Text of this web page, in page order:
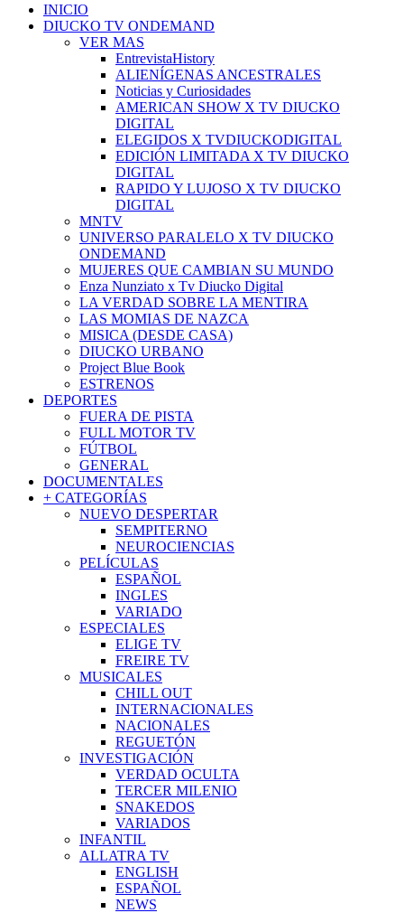
INICIO
DIUCKO TV ONDEMAND
VER MAS
EntrevistaHistory
ALIENÍGENAS ANCESTRALES
Noticias y Curiosidades
AMERICAN SHOW X TV DIUCKO
DIGITAL
ELEGIDOS X TVDIUCKODIGITAL
EDICIÓN LIMITADA X TV DIUCKO
DIGITAL
RAPIDO Y LUJOSO X TV DIUCKO
DIGITAL
MNTV
UNIVERSO PARALELO X TV DIUCKO
ONDEMAND
MUJERES QUE CAMBIAN SU MUNDO
Enza Nunziato x Tv Diucko Digital
LA VERDAD SOBRE LA MENTIRA
LAS MOMIAS DE NAZCA
MISICA (DESDE CASA)
DIUCKO URBANO
Project Blue Book
ESTRENOS
DEPORTES
FUERA DE PISTA
FULL MOTOR TV
FÚTBOL
GENERAL
DOCUMENTALES
+ CATEGORÍAS
NUEVO DESPERTAR
SEMPITERNO
NEUROCIENCIAS
PELÍCULAS
ESPAÑOL
INGLES
VARIADO
ESPECIALES
ELIGE TV
FREIRE TV
MUSICALES
CHILL OUT
INTERNACIONALES
NACIONALES
REGUETÓN
INVESTIGACIÓN
VERDAD OCULTA
TERCER MILENIO
SNAKEDOS
VARIADOS
INFANTIL
ALLATRA TV
ENGLISH
ESPAÑOL
NEWS